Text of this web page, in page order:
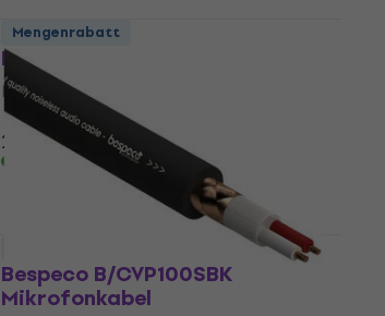
Klotz MY206GR Mikrofonkabel
Mikrofonkabel
5/5
2,09 €
Auf Lager
Mengenrabatt
Bespeco B/CVP100SBK
Mikrofonkabel